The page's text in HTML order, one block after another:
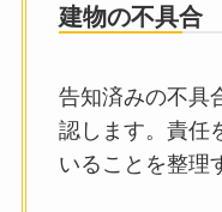
建物の不具合
告知済みの不具
認します。責任
いることを整理